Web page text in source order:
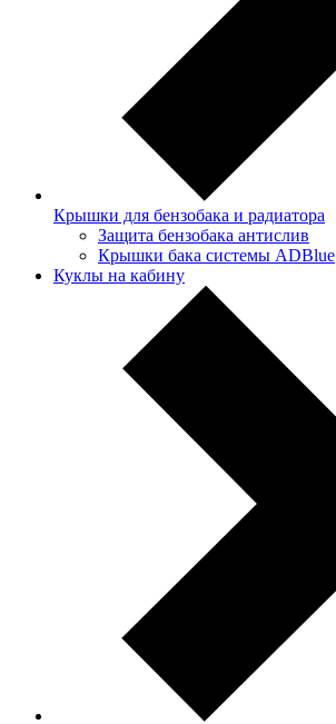
Крышки для бензобака и радиатора
Защита бензобака антислив
Крышки бака системы ADBlue
Куклы на кабину